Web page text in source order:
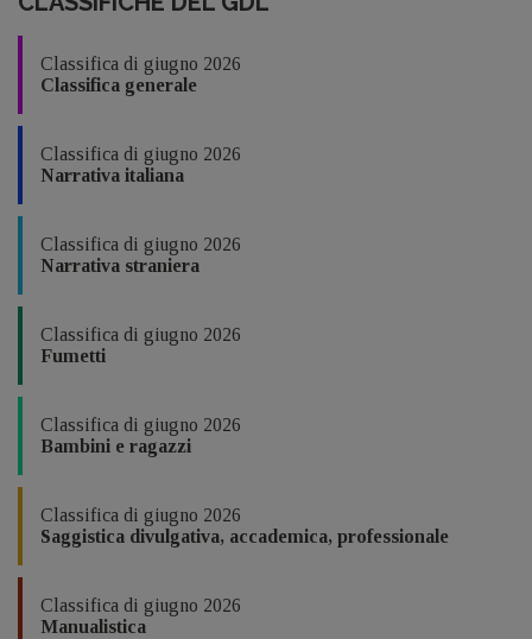
Classifica di giugno 2026
Classifica generale
Classifica di giugno 2026
Narrativa italiana
Classifica di giugno 2026
Narrativa straniera
Classifica di giugno 2026
Fumetti
Classifica di giugno 2026
Bambini e ragazzi
Classifica di giugno 2026
Saggistica divulgativa, accademica, professionale
Classifica di giugno 2026
Manualistica